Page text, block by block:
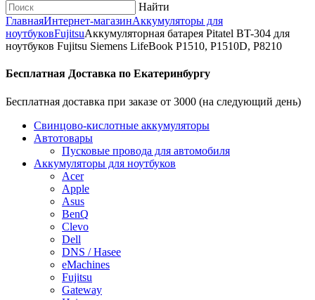
Найти
ГлавнаяИнтернет-магазинАккумуляторы для
ноутбуковFujitsuАккумуляторная батарея Pitatel BT-304 для
ноутбуков Fujitsu Siemens LifeBook P1510, P1510D, P8210
Бесплатная Доставка по Екатеринбургу
Бесплатная доставка при заказе от 3000 (на следующий день)
Cвинцово-кислотные аккумуляторы
Автотовары
Пусковые провода для автомобиля
Аккумуляторы для ноутбуков
Acer
Apple
Asus
BenQ
Clevo
Dell
DNS / Hasee
eMachines
Fujitsu
Gateway